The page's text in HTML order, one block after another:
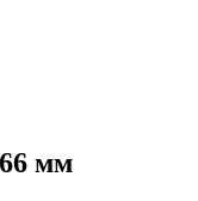
мм